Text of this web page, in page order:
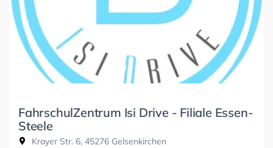
FahrschulZentrum Isi Drive - Filiale Essen-
Steele
Krayer Str. 6, 45276 Gelsenkirchen